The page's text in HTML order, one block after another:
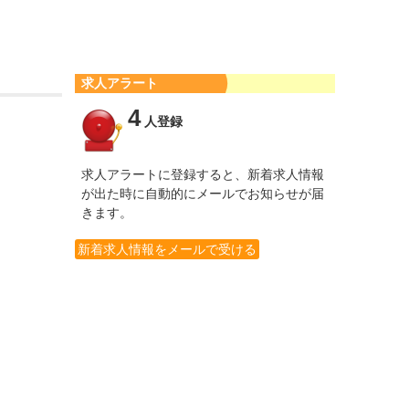
求人アラート
4人登録
求人アラートに登録すると、新着求人情報
が出た時に自動的にメールでお知らせが届
きます。
新着求人情報をメールで受ける